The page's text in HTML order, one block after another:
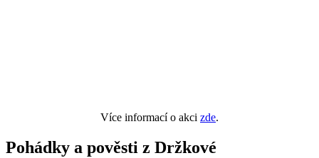
Více informací o akci zde.
Pohádky a pověsti z Držkové